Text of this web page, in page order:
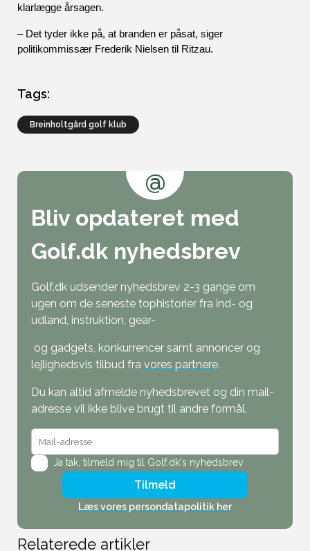
klarlægge årsagen.
– Det tyder ikke på, at branden er påsat, siger
politikommissær Frederik Nielsen til Ritzau.
Tags:
breinholtgård golf klub
@
Bliv opdateret med
Golf.dk nyhedsbrev
Golf.dk udsender nyhedsbrev 2-3 gange om
ugen om de seneste tophistorier fra ind- og
udland, instruktion, gear-
og gadgets, konkurrencer samt annoncer og
lejlighedsvis tilbud fra vores partnere.
Du kan altid afmelde nyhedsbrevet og din mail-
adresse vil ikke blive brugt til andre formål.
Ja tak, tilmeld mig til Golf.dk's nyhedsbrev
Tilmeld
Læs vores persondatapolitik her
Relaterede artikler